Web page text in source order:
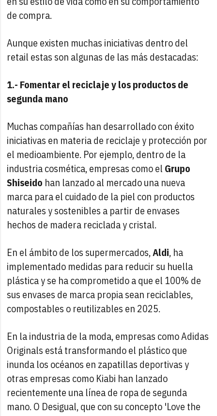
de compra.
Aunque existen muchas iniciativas dentro del
retail estas son algunas de las más destacadas:
1.- Fomentar el reciclaje y los productos de
segunda mano
Muchas compañías han desarrollado con éxito
iniciativas en materia de reciclaje y protección por
el medioambiente. Por ejemplo, dentro de la
industria cosmética, empresas como el Grupo
Shiseido han lanzado al mercado una nueva
marca para el cuidado de la piel con productos
naturales y sostenibles a partir de envases
hechos de madera reciclada y cristal.
En el ámbito de los supermercados,Aldi, ha
implementado medidas para reducir su huella
plástica y se ha comprometido a que el 100% de
sus envases de marca propia sean reciclables,
compostables o reutilizables en 2025.
En la industria de la moda, empresas como Adidas
Originals está transformando el plástico que
inunda los océanos en zapatillas deportivas y
otras empresas como Kiabi han lanzado
recientemente una línea de ropa de segunda
mano. O Desigual, que con su concepto 'Love the